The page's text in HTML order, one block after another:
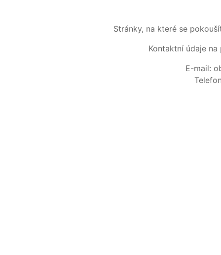
Stránky, na které se
Kontaktní údaje
E-mail: